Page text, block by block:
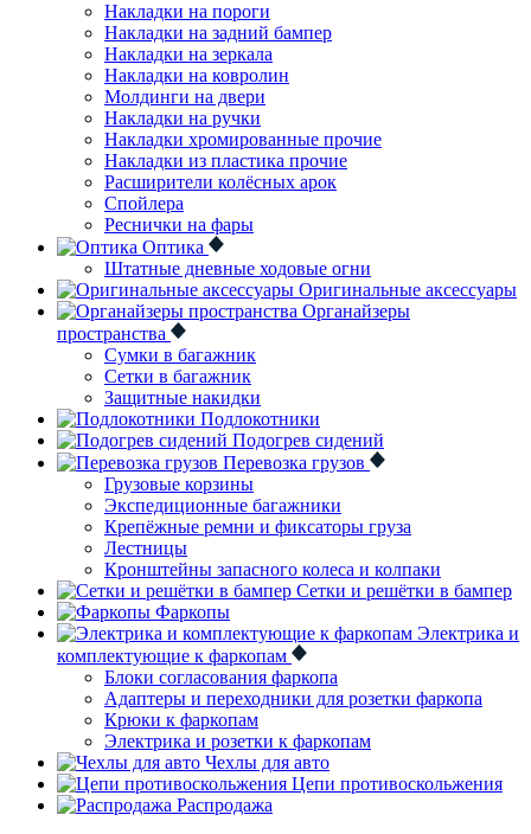
Накладки на пороги
Накладки на задний бампер
Накладки на зеркала
Накладки на ковролин
Молдинги на двери
Накладки на ручки
Накладки хромированные прочие
Накладки из пластика прочие
Расширители колёсных арок
Спойлера
Реснички на фары
Оптика
Штатные дневные ходовые огни
Оригинальные аксессуары
Органайзеры
пространства
Сумки в багажник
Сетки в багажник
Защитные накидки
Подлокотники
Подогрев сидений
Перевозка грузов
Грузовые корзины
Экспедиционные багажники
Крепёжные ремни и фиксаторы груза
Лестницы
Кронштейны запасного колеса и колпаки
Сетки и решётки в бампер
Фаркопы
Электрика и
комплектующие к фаркопам
Блоки согласования фаркопа
Адаптеры и переходники для розетки фаркопа
Крюки к фаркопам
Электрика и розетки к фаркопам
Чехлы для авто
Цепи противоскольжения
Распродажа